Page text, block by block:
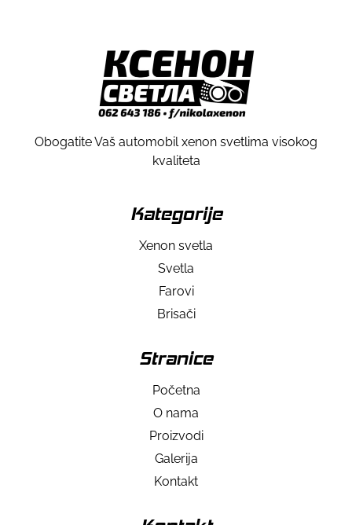
Obogatite Vaš automobil xenon svetlima visokog
kvaliteta
Kategorije
Xenon svetla
Svetla
Farovi
Brisači
Stranice
Početna
O nama
Proizvodi
Galerija
Kontakt